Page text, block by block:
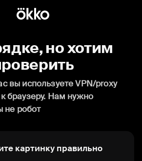
но хотим
вы используете VPN/proxy
браузеру. Нам нужно
не робот
картинку правильно